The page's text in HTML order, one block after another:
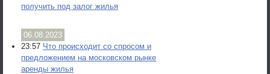
получить под залог жилья
06.08.2023
23:57 Что происходит со спросом и
предложением на московском рынке
аренды жилья